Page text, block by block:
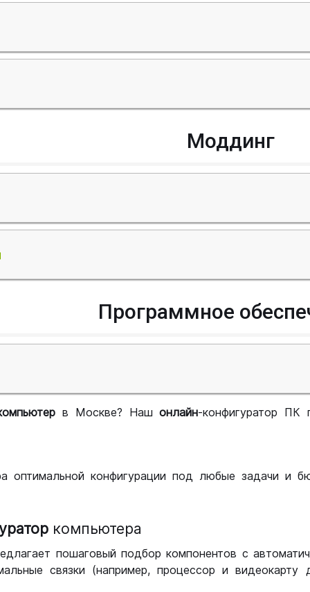
Моддинг
Программное
в Москве? Нашонлайн-конфигуратор ПК
оптимальной конфигурации под любые задачи и
компьютера
пошаговый подбор компонентов с
связки (например, процессор и